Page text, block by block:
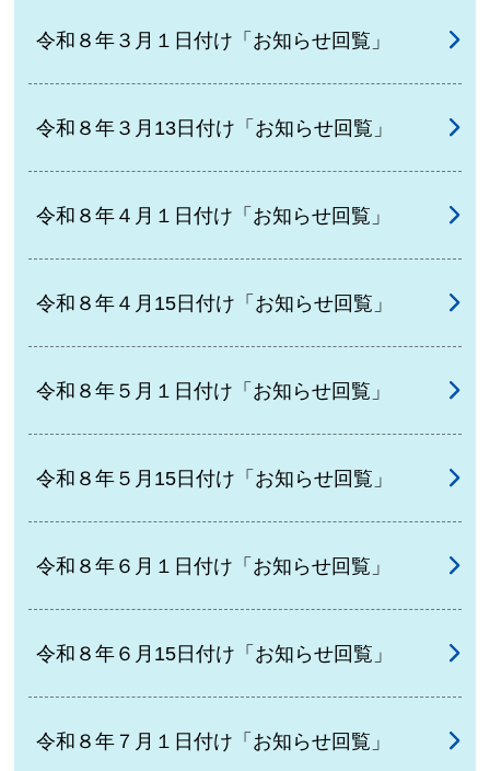
令和８年３月１日付け「お知らせ回覧」
令和８年３月13日付け「お知らせ回覧」
令和８年４月１日付け「お知らせ回覧」
令和８年４月15日付け「お知らせ回覧」
令和８年５月１日付け「お知らせ回覧」
令和８年５月15日付け「お知らせ回覧」
令和８年６月１日付け「お知らせ回覧」
令和８年６月15日付け「お知らせ回覧」
令和８年７月１日付け「お知らせ回覧」